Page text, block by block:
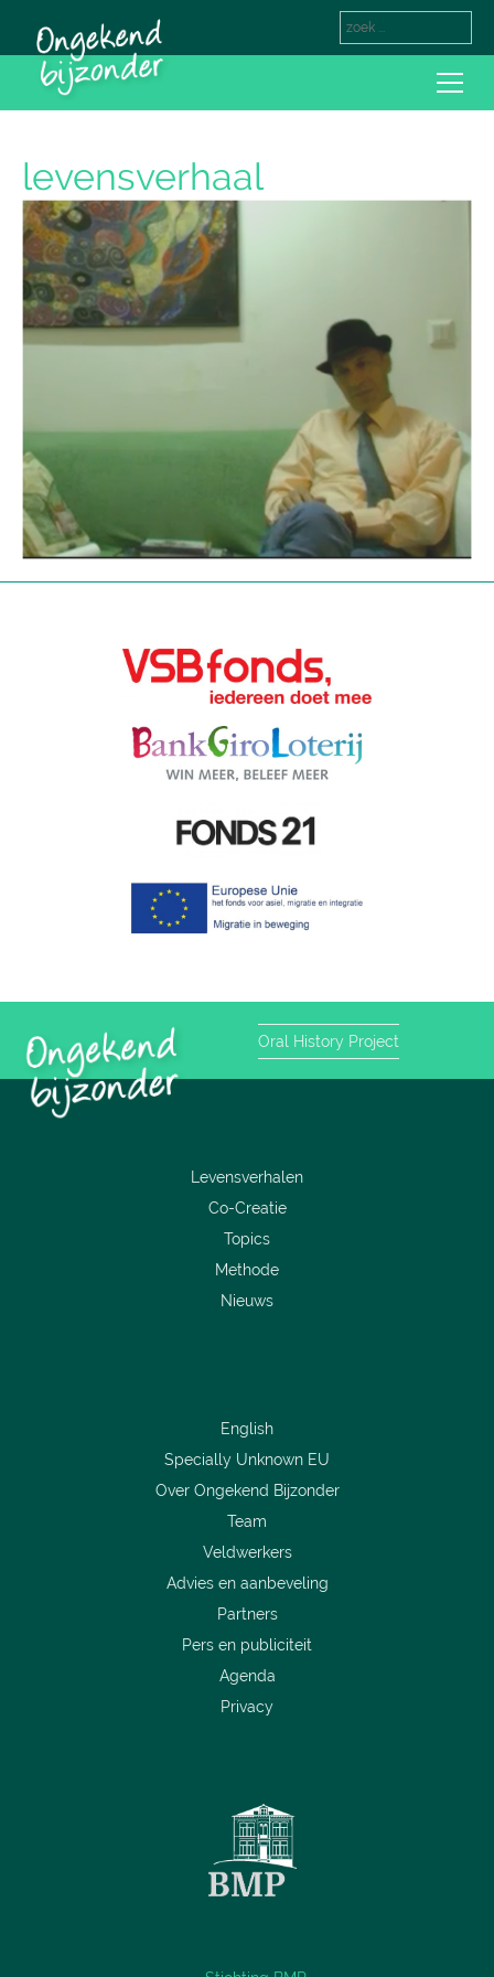
levensverhaal
Oral History Project
Levensverhalen
Co-Creatie
Topics
Methode
Nieuws
English
Specially Unknown EU
Over Ongekend Bijzonder
Team
Veldwerkers
Advies en aanbeveling
Partners
Pers en publiciteit
Agenda
Privacy